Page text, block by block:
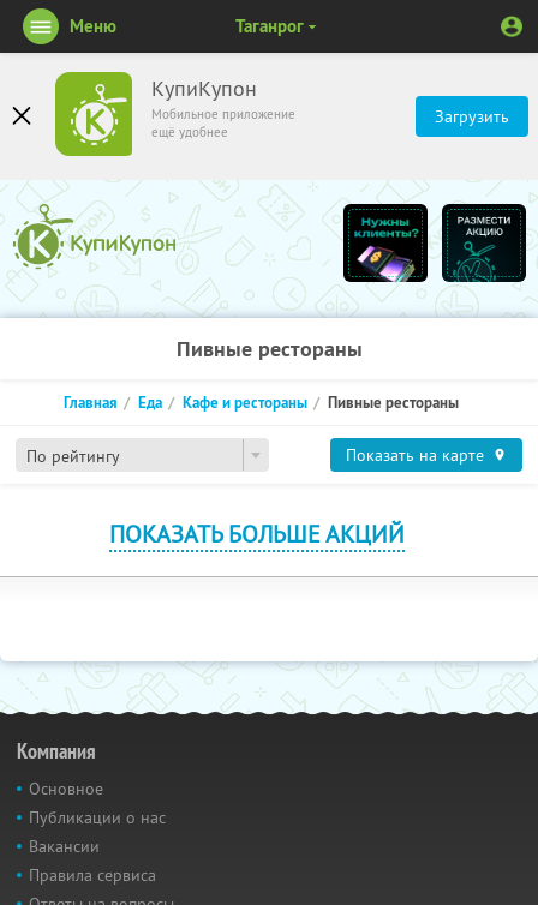
КупиКупон
Мобильное приложение
ещё удобнее
Загрузить
Меню Таганрог
Пивные рестораны
По рейтингу
Главная Еда Кафе и рестораны Пивные рестораны
Показать на карте
ПОКАЗАТЬ БОЛЬШЕ АКЦИЙ
Компания
Основное
Публикации о нас
Вакансии
Правила сервиса